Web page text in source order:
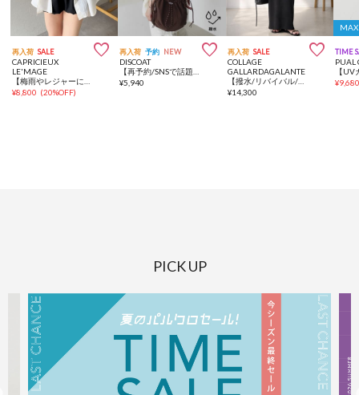
再入荷 SALE 
CAPRICIEUX
LE'MAGE
¥8,800 (20%OFF)
再入荷 予約 NEW 
DISCOAT
¥5,940
再入荷 SALE 
COLLAGE
GALLARDAGALANTE
【撥水/リバイバル/秋にも着れる】カットリブキャミワンピース
¥14,300
TIME
PUAL
¥
PICK UP